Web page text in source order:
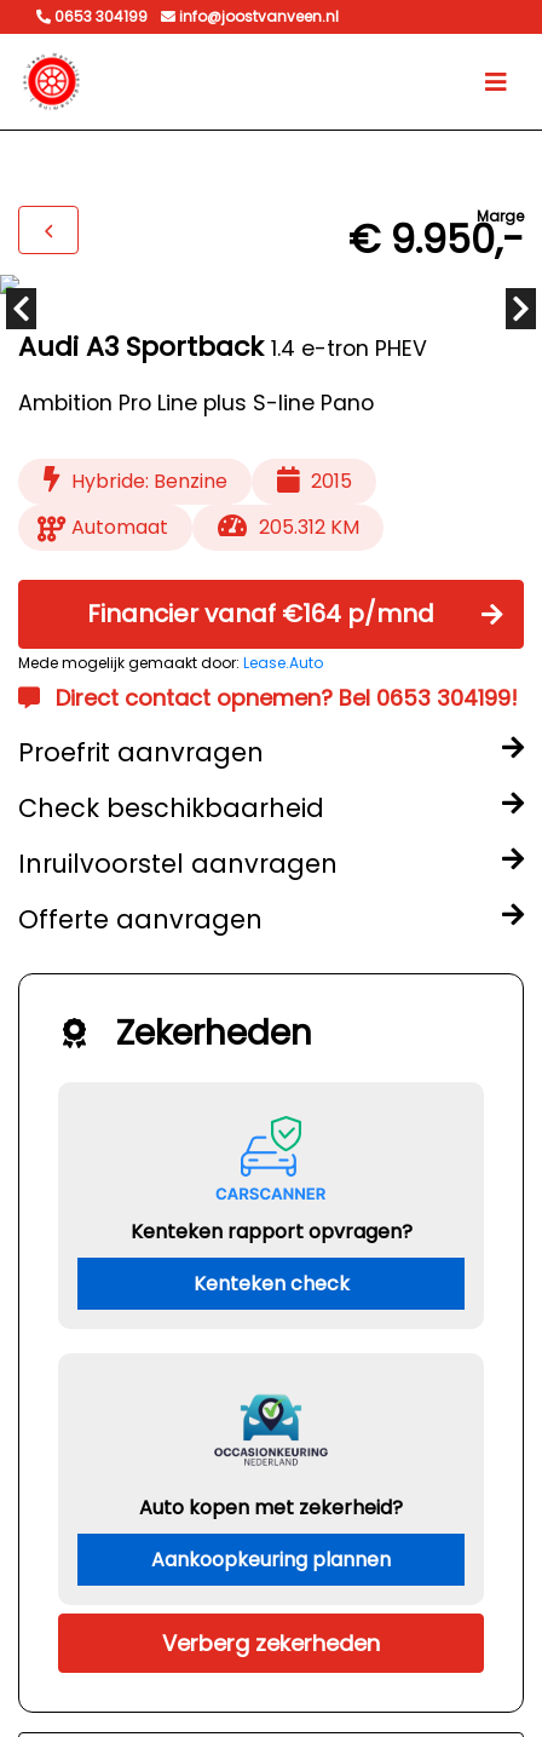
0653 304199 info@joostvanveen.nl
Marge
€ 9.950,-
Audi A3 Sportback 1.4 e-tron PHEV
Ambition Pro Line plus S-line Pano
Hybride: Benzine
2015
Automaat
205.312 KM
Financier vanaf €164 p/mnd
Mede mogelijk gemaakt door: Lease.Auto
Direct contact opnemen? Bel 0653 304199!
Proefrit aanvragen
Check beschikbaarheid
Inruilvoorstel aanvragen
Offerte aanvragen
Zekerheden
Kenteken rapport opvragen?
Kenteken check
Auto kopen met zekerheid?
Aankoopkeuring plannen
Verberg zekerheden